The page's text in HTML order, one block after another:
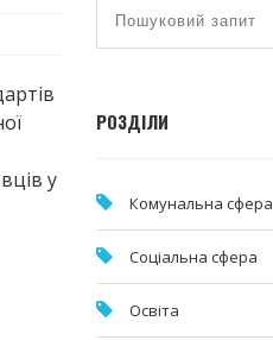
у
РОЗДІЛИ
Комунальна cфера
Соціальна сфера
Освіта